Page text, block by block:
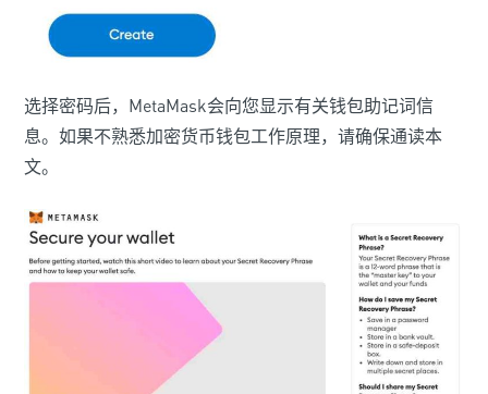
选择密码后，MetaMask会向您显示有关钱包助记词信
息。如果不熟悉加密货币钱包工作原理，请确保通读本
文。